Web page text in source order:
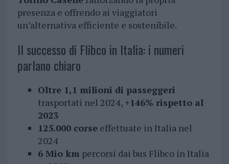
presenza e offrendo ai viaggiatori
un’alternativa efficiente e sostenibile.
Il successo di Flibco in Italia: i numeri
parlano chiaro
Oltre 1,1 milioni di passeggeri
trasportati nel 2024, +146% rispetto al
2023
125.000 corseeffettuate in Italia nel
2024
6 Mio km percorsi dai bus Flibco in Italia